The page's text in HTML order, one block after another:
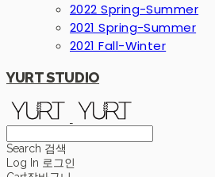
2022 Spring-Summer
2021 Spring-Summer
2021 Fall-Winter
YURT STUDIO
Search 검색
Log In 로그인